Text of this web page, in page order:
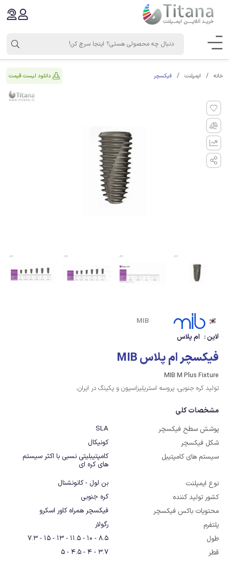
خانه ایمپلنت فیکسچر دانلود لیست قیمت
MIB
لاین : ام پلاس
فیکسچر ام پلاس MIB
MIB M Plus Fixture
تولید کره جنوبی، پروسه استریلیزاسیون و پکینگ در ایران.
مشخصات کلی
پوشش سطح فیکسچر
SLA
شکل فیکسچر
کونیکال
سیستم های کامپتیبل
های کره ای
نوع ایمپلنت
بن لول - کانونشنال
کشور تولید کننده
کره جنوبی
محتویات باکس فیکسچر
فیکسچر همراه کاور اسکرو
پلتفرم
رگولار
طول
8.5 - 10 - 11.5 - 13 - 15 - 7.3
قطر
3.7 - 4 - 4.5 - 5